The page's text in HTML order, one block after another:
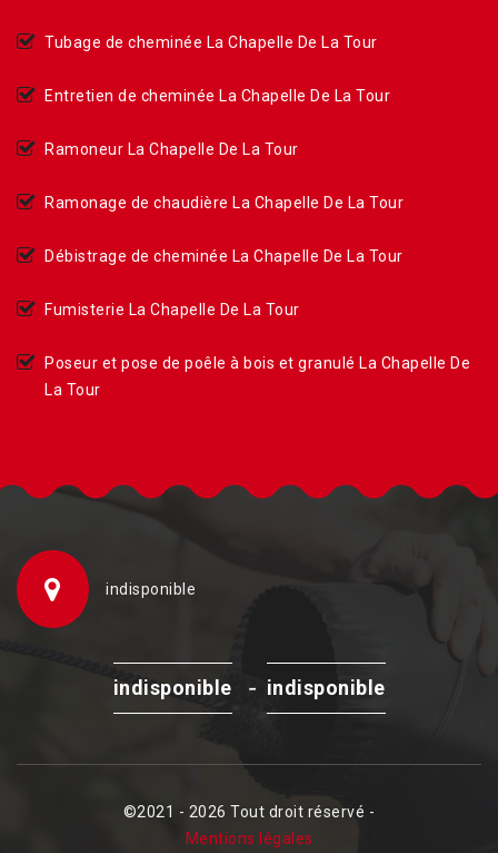
Tubage de cheminée La Chapelle De La Tour
Entretien de cheminée La Chapelle De La Tour
Ramoneur La Chapelle De La Tour
Ramonage de chaudière La Chapelle De La Tour
Débistrage de cheminée La Chapelle De La Tour
Fumisterie La Chapelle De La Tour
Poseur et pose de poêle à bois et granulé La Chapelle De
La Tour
indisponible
indisponible - indisponible
©2021 - 2026 Tout droit réservé -
Mentions légales